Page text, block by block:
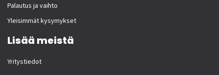
Palautus ja vaihto
Yleisimmät kysymykset
Lisää meistä
Yritystiedot